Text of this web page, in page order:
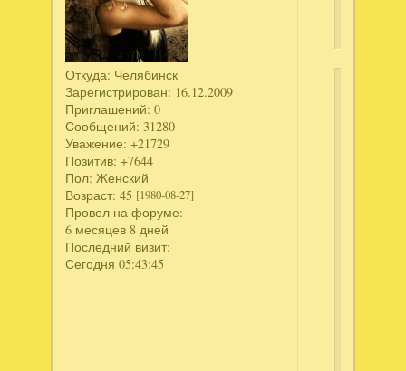
Откуда: Челябинск
Зарегистрирован: 16.12.2009
Приглашений: 0
Сообщений: 31280
Уважение: +21729
Позитив: +7644
Пол: Женский
Возраст: 45 [1980-08-27]
Провел на форуме:
6 месяцев 8 дней
Последний визит:
Сегодня 05:43:45